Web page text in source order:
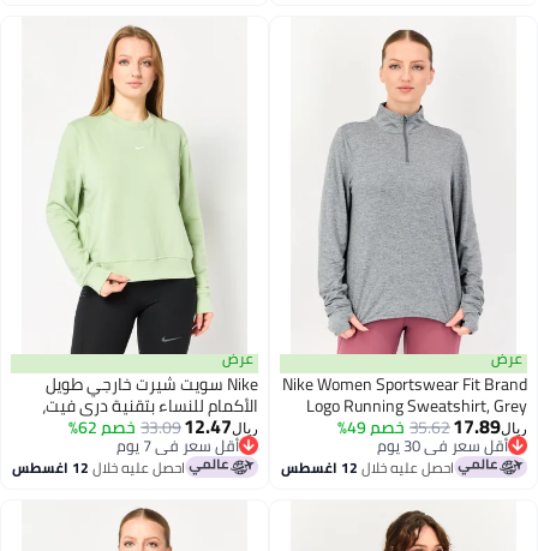
Nike Women Sportswear
Logo Running
35.62خصم 49%
في 30 يوم
في 30 يوم
احصل عليه خلال12 اغسطس
عرض
Nike سويت شيرت خارجي طويل
الأكمام للنساء بتقنية دري فيت،
أخضر نعناعي
12.47
33.09خصم 62%
أقل سعر في 7 يوم
أقل سعر في 7 يوماحصل عليه خلال12 اغسطس